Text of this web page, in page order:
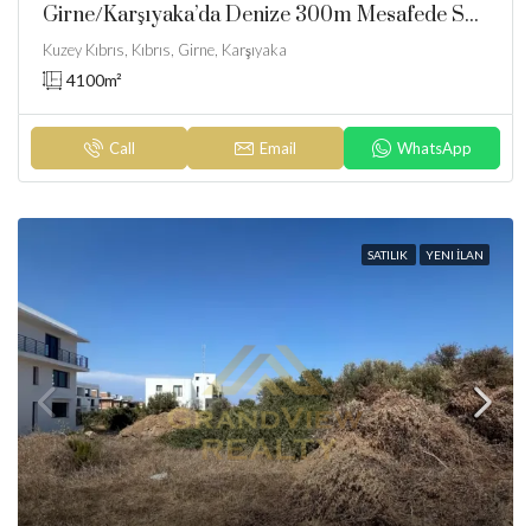
Girne/karşıyaka’da Denize 300m Mesafede Satılık Arazi
Kuzey Kıbrıs, Kıbrıs, Girne, Karşıyaka
4100m²
Call Email WhatsApp
SATILIK YENI İLAN